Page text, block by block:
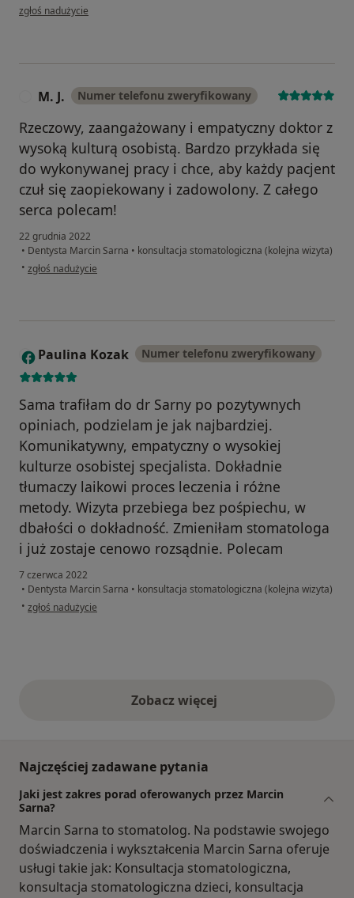
w opinii użytkownika AT
zgłoś nadużycie
M. J. Numer telefonu zweryfikowany
Rzeczowy, zaangażowany i empatyczny doktor z
wysoką kulturą osobistą. Bardzo przykłada się
do wykonywanej pracy i chce, aby każdy pacjent
czuł się zaopiekowany i zadowolony. Z całego
serca polecam!
22 grudnia 2022
• Dentysta Marcin Sarna • konsultacja stomatologiczna (kolejna wizyta)
• w opinii użytkownika M. J.
zgłoś nadużycie
P Paulina Kozak Numer telefonu zweryfikowany
Sama trafiłam do dr Sarny po pozytywnych
opiniach, podzielam je jak najbardziej.
Komunikatywny, empatyczny o wysokiej
kulturze osobistej specjalista. Dokładnie
tłumaczy laikowi proces leczenia i różne
metody. Wizyta przebiega bez pośpiechu, w
dbałości o dokładność. Zmieniłam stomatologa
i już zostaje cenowo rozsądnie. Polecam
7 czerwca 2022
• Dentysta Marcin Sarna • konsultacja stomatologiczna (kolejna wizyta)
• w opinii użytkownika Paulina Kozak
zgłoś nadużycie
Zobacz więcejopinie powyżej
Najczęściej zadawane pytania
Jaki jest zakres porad oferowanych przez Marcin
Sarna?
Marcin Sarna to stomatolog. Na podstawie swojego
doświadczenia i wykształcenia Marcin Sarna oferuje
usługi takie jak: Konsultacja stomatologiczna,
konsultacja stomatologiczna dzieci, konsultacja